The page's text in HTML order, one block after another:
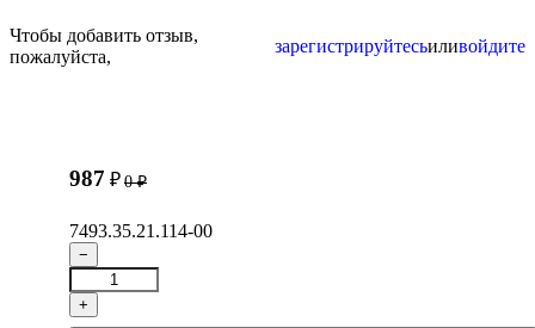
Чтобы добавить отзыв,
пожалуйста,
зарегистрируйтесьиливойдите
987 ₽ 0 ₽
7493.35.21.114-00
−
+